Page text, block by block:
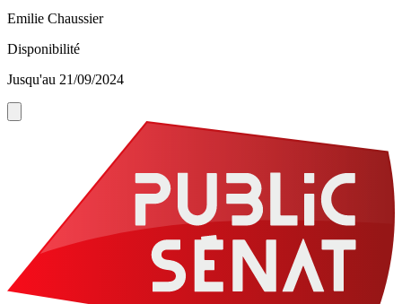
Emilie Chaussier
Disponibilité
Jusqu'au 21/09/2024